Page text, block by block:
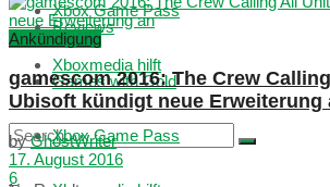
Xbox Game Pass
Xboxmedia hilft
Reviews
Games with Gold
Xbox Game Pass
Ankündigung
gamescom 2016: The Crew
Ubisoft kündigt neue Erweiterung
by GhostWriter
17. August 2016
6